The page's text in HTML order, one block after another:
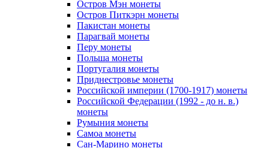
Остров Мэн монеты
Остров Питкэрн монеты
Пакистан монеты
Парагвай монеты
Перу монеты
Польша монеты
Португалия монеты
Приднестровье монеты
Российской империи (1700-1917) монеты
Российской Федерации (1992 - до н. в.)
монеты
Румыния монеты
Самоа монеты
Сан-Марино монеты